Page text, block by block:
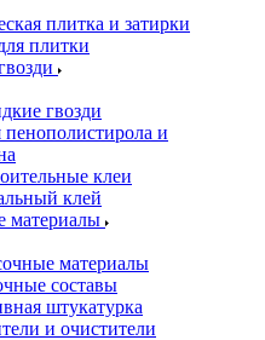
плитка и затирки
плитки
гвозди
и
клеи
клей
материалы
материалы
составы
штукатурка
и очистители